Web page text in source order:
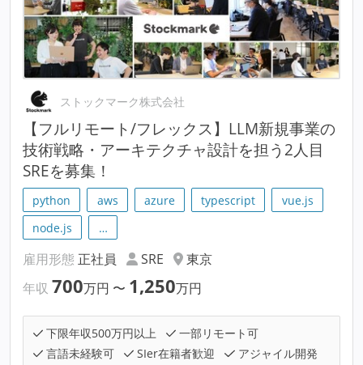
ストックマーク株式会社
【フルリモート/フレックス】LLM新規事業の
技術戦略・アーキテクチャ設計を担う2人目
SREを募集！
python aws azure typescript
vue.js
node.js
…
雇用形態 正社員 SRE
東京
年収 700万円 〜 1,250万円
下限年収500万円以上
一部リモート可
言語未経験可
SIer在籍者歓迎
アジャイル開発